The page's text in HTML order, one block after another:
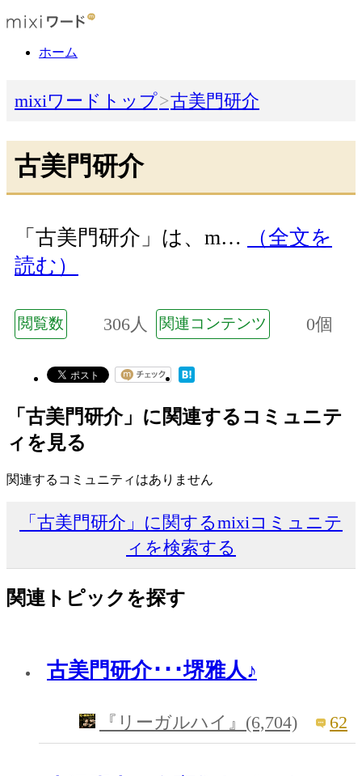
ホーム
mixiワードトップ 古美門研介
古美門研介
「古美門研介」は、m…
（全文を
読む）
閲覧数 306人 関連コンテンツ 0個
「古美門研介」に関連するコミュニテ
ィを見る
関連するコミュニティはありません
「古美門研介」に関するmixiコミュニテ
ィを検索する
関連トピックを探す
古美門研介･･･堺雅人♪
『リーガルハイ』(6,704) 62